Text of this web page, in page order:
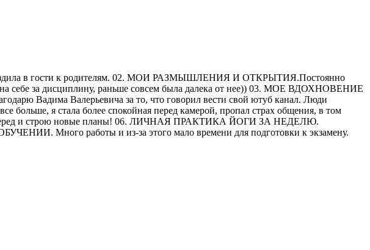
в гости к родителям. 02. МОИ РАЗМЫШЛЕНИЯ И ОТКРЫТИЯ.Постоянно
себе за дисциплину, раньше совсем была далека от нее)) 03. МОЕ ВДОХНОВЕНИЕ
Валерьевича за то, что говорил вести свой ютуб канал. Люди
больше, я стала более спокойная перед камерой, пропал страх общения, в том
и строю новые планы! 06. ЛИЧНАЯ ПРАКТИКА ЙОГИ ЗА НЕДЕЛЮ.
Много работы и из-за этого мало времени для подготовки к экзамену.